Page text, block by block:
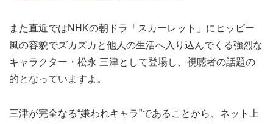
また直近ではNHKの朝ドラ「スカーレット」にヒッピー
風の容貌でズカズカと他人の生活へ入り込んでくる強烈な
キャラクター・松永 三津として登場し、視聴者の話題の
的となっていますよ。
三津が完全なる“嫌われキャラ”であることから、ネット上